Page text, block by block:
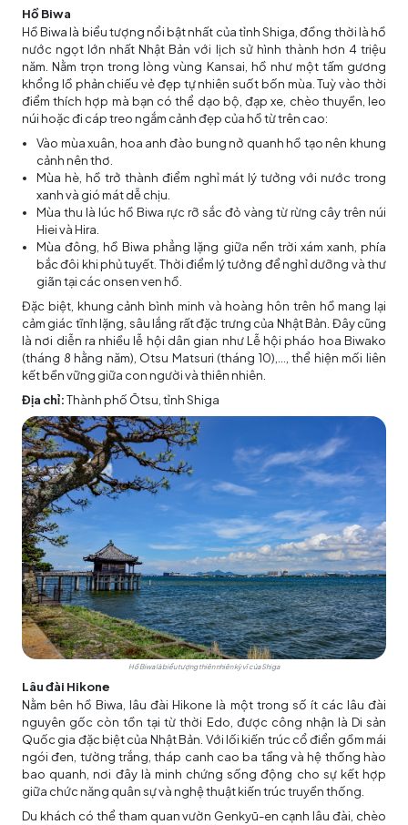
Hồ Biwa
Hồ Biwa là biểu tượng nổi bật nhất của tỉnh Shiga, đồng thời là hồ
nước ngọt lớn nhất Nhật Bản với lịch sử hình thành hơn 4 triệu
năm. Nằm trọn trong lòng vùng Kansai, hồ như một tấm gương
khổng lồ phản chiếu vẻ đẹp tự nhiên suốt bốn mùa. Tuỳ vào thời
điểm thích hợp mà bạn có thể dạo bộ, đạp xe, chèo thuyền, leo
núi hoặc đi cáp treo ngắm cảnh đẹp của hồ từ trên cao:
Vào mùa xuân, hoa anh đào bung nở quanh hồ tạo nên khung
cảnh nên thơ.
Mùa hè, hồ trở thành điểm nghỉ mát lý tưởng với nước trong
xanh và gió mát dễ chịu.
Mùa thu là lúc hồ Biwa rực rỡ sắc đỏ vàng từ rừng cây trên núi
Hiei và Hira.
Mùa đông, hồ Biwa phẳng lặng giữa nền trời xám xanh, phía
bắc đôi khi phủ tuyết. Thời điểm lý tưởng để nghỉ dưỡng và thư
giãn tại các onsen ven hồ.
Đặc biệt, khung cảnh bình minh và hoàng hôn trên hồ mang lại
cảm giác tĩnh lặng, sâu lắng rất đặc trưng của Nhật Bản. Đây cũng
là nơi diễn ra nhiều lễ hội dân gian như Lễ hội pháo hoa Biwako
(tháng 8 hằng năm), Otsu Matsuri (tháng 10),..., thể hiện mối liên
kết bền vững giữa con người và thiên nhiên.
Địa chỉ:Thành phố Ōtsu, tỉnh Shiga
Hồ Biwa là biểu tượng thiên nhiên kỳ vĩ của Shiga
Lâu đài Hikone
Nằm bên hồ Biwa, lâu đài Hikone là một trong số ít các lâu đài
nguyên gốc còn tồn tại từ thời Edo, được công nhận là Di sản
Quốc gia đặc biệt của Nhật Bản. Với lối kiến trúc cổ điển gồm mái
ngói đen, tường trắng, tháp canh cao ba tầng và hệ thống hào
bao quanh, nơi đây là minh chứng sống động cho sự kết hợp
giữa chức năng quân sự và nghệ thuật kiến trúc truyền thống.
Du khách có thể tham quan vườn Genkyū-en cạnh lâu đài, chèo